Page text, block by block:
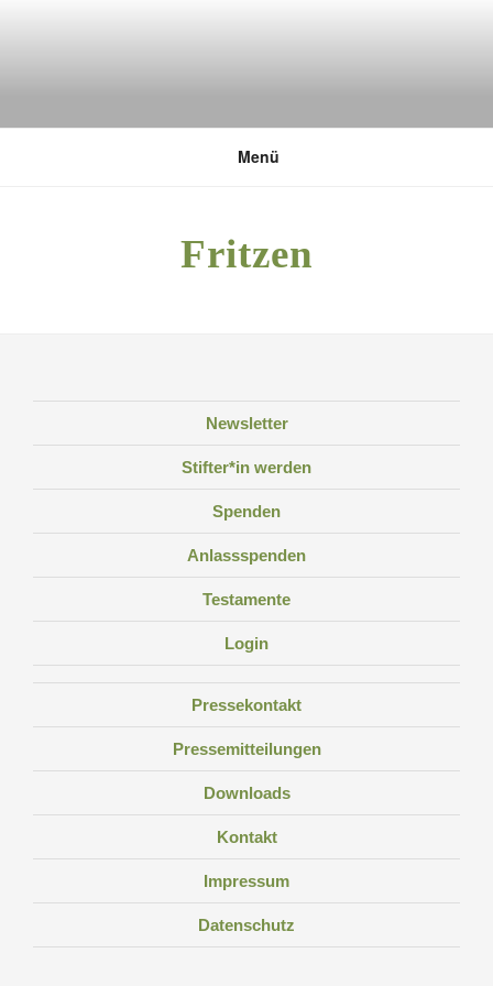
DEUTSCHE UMWELTSTIFTUNG
Menü
Fritzen
Newsletter
Stifter*in werden
Spenden
Anlassspenden
Testamente
Login
Pressekontakt
Pressemitteilungen
Downloads
Kontakt
Impressum
Datenschutz